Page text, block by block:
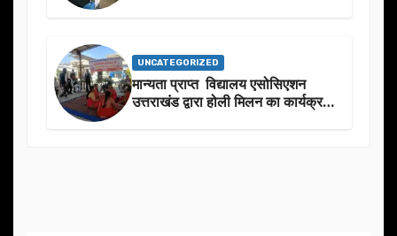
UNCATEGORIZED
मान्यता प्राप्त विद्यालय एसोसिएशन
उत्तराखंड द्वारा होली मिलन का कार्यक्रम